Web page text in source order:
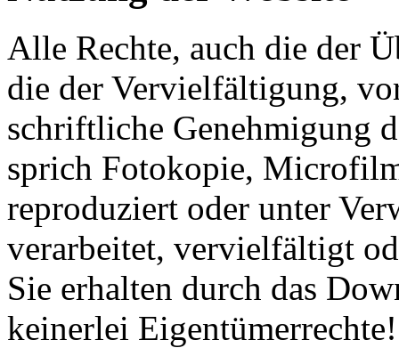
Alle Rechte, auch die der
die der Vervielfältigung,
schriftliche Genehmigung
sprich Fotokopie,
reproduziert oder unter
verarbeitet, vervielfältigt
Sie erhalten durch das
keinerlei Eigentümerrechte!